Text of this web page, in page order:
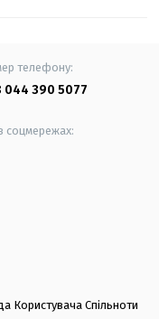
телефону:
044 390 5077
соцмережах:
Користувача Спільноти